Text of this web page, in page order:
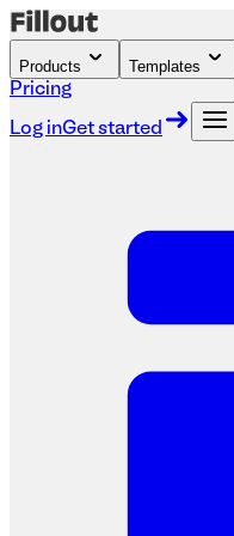
Products Templates
Pricing
Log inGet started